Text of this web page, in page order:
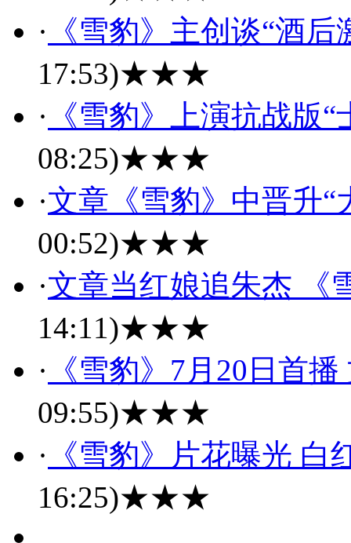
· 《雪豹》主创谈“酒
17:53)★★★
· 《雪豹》上演抗战版
08:25)★★★
·文章《雪豹》中晋升“
00:52)★★★
·文章当红娘追朱杰 《
14:11)★★★
· 《雪豹》7月20日首
09:55)★★★
· 《雪豹》片花曝光 白
16:25)★★★